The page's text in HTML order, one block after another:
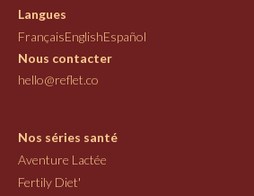
Langues
FrançaisEnglishEspañol
Nous contacter
hello@reflet.co
Nos séries santé
Aventure Lactée
Fertily Diet'